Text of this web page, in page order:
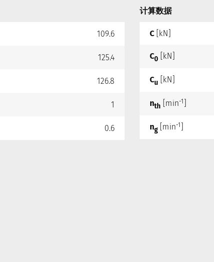
109.6
125.4
126.8
1
0.6
计算数据
C [kN]
C0 [kN]
Cu [kN]
nth [min-1
ng[min-1